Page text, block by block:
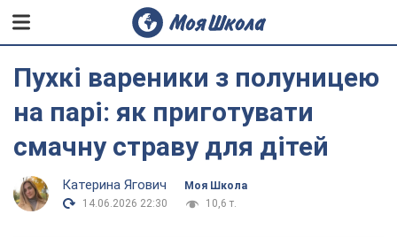
Пухкі вареники з полуницею
на парі: як приготувати
смачну страву для дітей
Катерина Ягович
Моя Школа
14.06.2026 22:30
10,6 т.